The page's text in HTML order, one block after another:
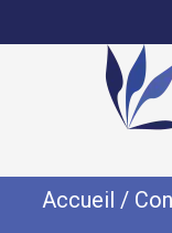
Accueil /